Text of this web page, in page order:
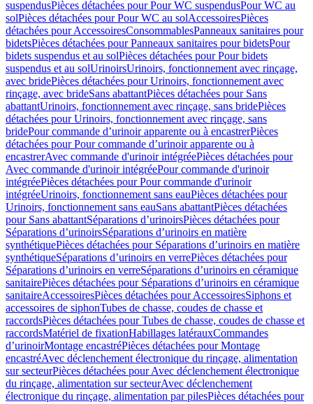
suspendusPièces détachées pour Pour WC suspendusPour WC au
solPièces détachées pour Pour WC au solAccessoiresPièces
détachées pour AccessoiresConsommablesPanneaux sanitaires pour
bidetsPièces détachées pour Panneaux sanitaires pour bidetsPour
bidets suspendus et au solPièces détachées pour Pour bidets
suspendus et au solUrinoirsUrinoirs, fonctionnement avec rinçage,
avec bridePièces détachées pour Urinoirs, fonctionnement avec
rinçage, avec brideSans abattantPièces détachées pour Sans
abattantUrinoirs, fonctionnement avec rinçage, sans bridePièces
détachées pour Urinoirs, fonctionnement avec rinçage, sans
bridePour commande d’urinoir apparente ou à encastrerPièces
détachées pour Pour commande d’urinoir apparente ou à
encastrerAvec commande d'urinoir intégréePièces détachées pour
Avec commande d'urinoir intégréePour commande d'urinoir
intégréePièces détachées pour Pour commande d'urinoir
intégréeUrinoirs, fonctionnement sans eauPièces détachées pour
Urinoirs, fonctionnement sans eauSans abattantPièces détachées
pour Sans abattantSéparations d’urinoirsPièces détachées pour
Séparations d’urinoirsSéparations d’urinoirs en matière
synthétiquePièces détachées pour Séparations d’urinoirs en matière
synthétiqueSéparations d’urinoirs en verrePièces détachées pour
Séparations d’urinoirs en verreSéparations d’urinoirs en céramique
sanitairePièces détachées pour Séparations d’urinoirs en céramique
sanitaireAccessoiresPièces détachées pour AccessoiresSiphons et
accessoires de siphonTubes de chasse, coudes de chasse et
raccordsPièces détachées pour Tubes de chasse, coudes de chasse et
raccordsMatériel de fixationHabillages latérauxCommandes
dʼurinoirMontage encastréPièces détachées pour Montage
encastréAvec déclenchement électronique du rinçage, alimentation
sur secteurPièces détachées pour Avec déclenchement électronique
du rinçage, alimentation sur secteurAvec déclenchement
électronique du rinçage, alimentation par pilesPièces détachées pour